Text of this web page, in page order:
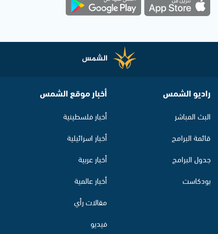
راديو الشمس
البث المباشر
قائمة البرامج
جدول البرامج
بودكاست
أخبار موقع الشمس
أخبار فلسطينية
أخبار اسرائيلية
أخبار عربية
أخبار عالمية
مقالات رأي
فيديو